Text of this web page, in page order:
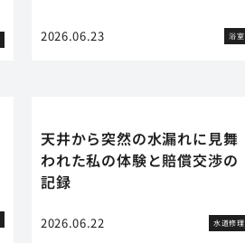
2026.06.23 浴室
天井から突然の水漏れに見舞
われた私の体験と賠償交渉の
記録
2026.06.22 水道修理